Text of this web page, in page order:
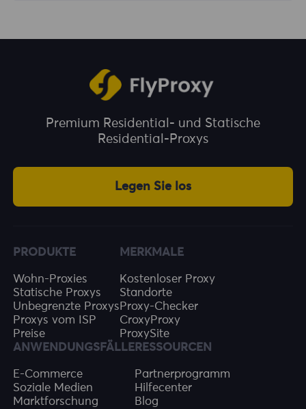
Premium Residential- und Statische
Residential-Proxys
Legen Sie los
PRODUKTE
Wohn-Proxies
Statische Proxys
Unbegrenzte Proxys
Proxys vom ISP
Preise
MERKMALE
Kostenloser Proxy
Standorte
Proxy-Checker
CroxyProxy
ProxySite
ANWENDUNGSFÄLLE
E-Commerce
Soziale Medien
Marktforschung
RESSOURCEN
Partnerprogramm
Hilfecenter
Blog